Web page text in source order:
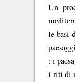
Un
le basi
: i
i riti di